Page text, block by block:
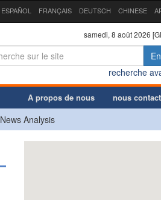
ESPAÑOL FRANÇAIS DEUTSCH CHINESE
samedi, 8 août 2026
recherche
A propos de nous nous
News Analysis